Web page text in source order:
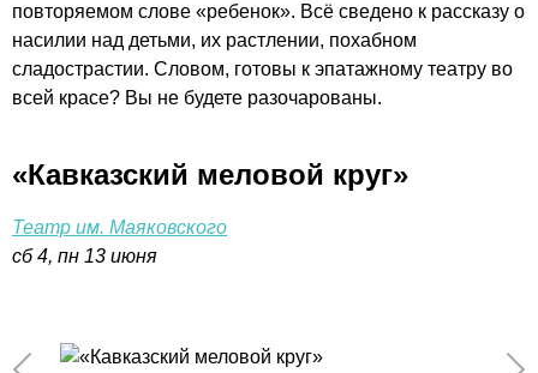
повторяемом слове «ребенок». Всё сведено к рассказу о
насилии над детьми, их растлении, похабном
сладострастии. Словом, готовы к эпатажному театру во
всей красе? Вы не будете разочарованы.
«Кавказский меловой круг»
Театр им. Маяковского
сб 4, пн 13 июня